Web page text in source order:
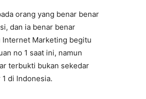
orang yang benar benar
dan ia benar benar
Internet Marketing begitu
no 1 saat ini, namun
terbukti bukan sekedar
di Indonesia.